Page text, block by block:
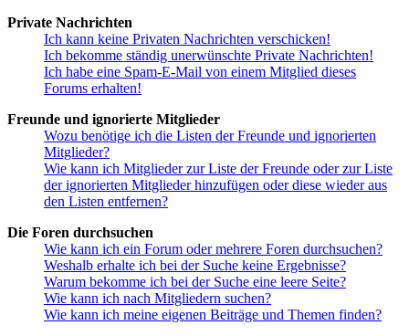
Private Nachrichten
Ich kann keine Privaten Nachrichten verschicken!
Ich bekomme ständig unerwünschte Private Nachrichten!
Ich habe eine Spam-E-Mail von einem Mitglied dieses
Forums erhalten!
Freunde und ignorierte Mitglieder
Wozu benötige ich die Listen der Freunde und ignorierten
Mitglieder?
Wie kann ich Mitglieder zur Liste der Freunde oder zur Liste
der ignorierten Mitglieder hinzufügen oder diese wieder aus
den Listen entfernen?
Die Foren durchsuchen
Wie kann ich ein Forum oder mehrere Foren durchsuchen?
Weshalb erhalte ich bei der Suche keine Ergebnisse?
Warum bekomme ich bei der Suche eine leere Seite?
Wie kann ich nach Mitgliedern suchen?
Wie kann ich meine eigenen Beiträge und Themen finden?